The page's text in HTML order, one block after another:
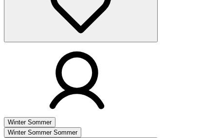
Winter Sommer
Winter Sommer Sommer